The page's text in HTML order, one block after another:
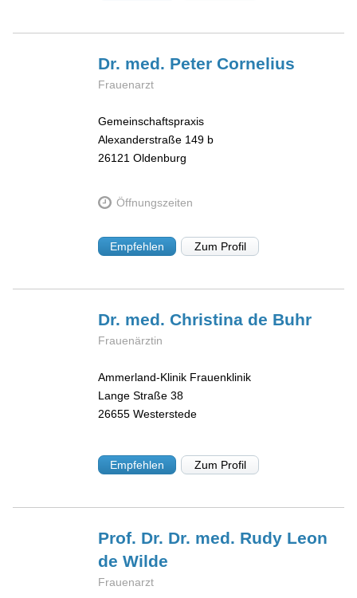
Dr. med. PeterCornelius
Frauenarzt
Gemeinschaftspraxis
Alexanderstraße 149 b
26121 Oldenburg
Öffnungszeiten
Empfehlen Zum Profil
Dr. med. Christinade Buhr
Frauenärztin
Ammerland-Klinik Frauenklinik
Lange Straße 38
26655 Westerstede
Empfehlen Zum Profil
Prof. Dr. Dr. med. Rudy Leon
de Wilde
Frauenarzt